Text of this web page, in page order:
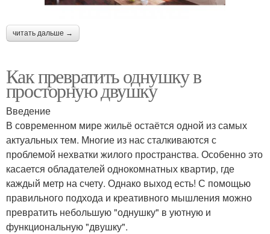
читать дальше →
Как превратить однушку в
просторную двушку
Введение
В современном мире жильё остаётся одной из самых
актуальных тем. Многие из нас сталкиваются с
проблемой нехватки жилого пространства. Особенно это
касается обладателей однокомнатных квартир, где
каждый метр на счету. Однако выход есть! С помощью
правильного подхода и креативного мышления можно
превратить небольшую "однушку" в уютную и
функциональную "двушку".